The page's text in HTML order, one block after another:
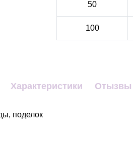
50
100
Характеристики Отызвы
поделок